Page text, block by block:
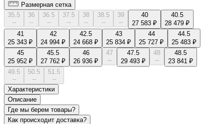
Размерная сетка
35.5
--
36
--
36.5
--
37.5
--
38
--
38.5
--
39
--
40
27 583 ₽
40.5
28 479 ₽
41
25 343 ₽
42
24 994 ₽
42.5
24 668 ₽
43
25 834 ₽
44
25 727 ₽
44.5
25 483 ₽
45
25 952 ₽
45.5
27 762 ₽
46
26 936 ₽
47
--
47.5
29 493 ₽
48
--
48.5
23 841 ₽
49.5
--
50.5
--
51.5
--
Характеристики
Описание
Где мы берем товары?
Как происходит доставка?